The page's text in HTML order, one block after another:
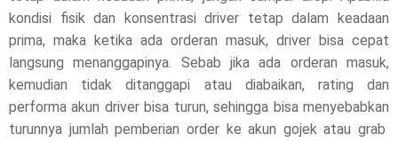
kondisi fisik dan konsentrasi driver tetap dalam keadaan
prima, maka ketika ada orderan masuk, driver bisa cepat
langsung menanggapinya. Sebab jika ada orderan masuk,
kemudian tidak ditanggapi atau diabaikan, rating dan
performa akun driver bisa turun, sehingga bisa menyebabkan
turunnya jumlah pemberian order ke akun gojek atau grab